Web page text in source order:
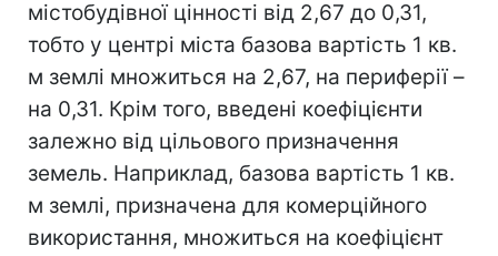
містобудівної цінності від 2,67 до 0,31,
тобто у центрі міста базова вартість 1 кв.
м землі множиться на 2,67, на периферії –
на 0,31. Крім того, введені коефіцієнти
залежно від цільового призначення
земель. Наприклад, базова вартість 1 кв.
м землі, призначена для комерційного
використання, множиться на коефіцієнт